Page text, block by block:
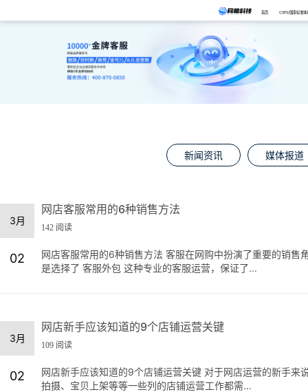
首页 CSPS/国家标准体
新闻资讯 媒体报道
3月
02
网店客服常用的6种销售方法
142 阅读
网店客服常用的6种销售方法 客服在网购中扮演了重要的销
是选择了 客服外包 这种专业的客服运营，保证了...
3月
02
网店新手应该知道的9个店铺运营关键
109 阅读
网店新手应该知道的9个店铺运营关键 对于网店运营的新手
拍摄、宝贝上架等等一些列的店铺运营工作都需...